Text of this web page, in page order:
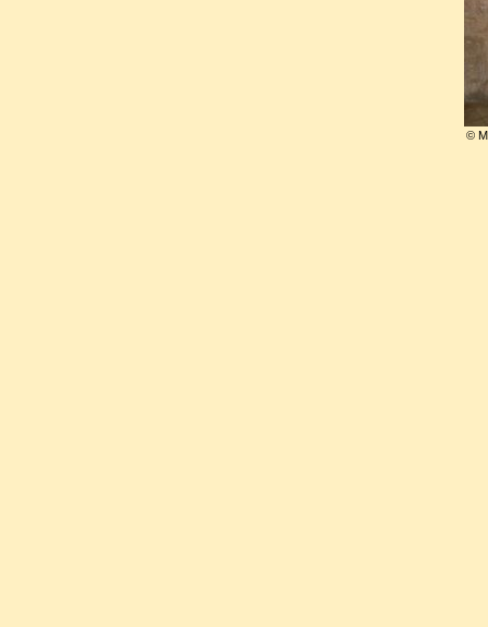
Elle fut inhumée dans
tombeau, placé devant le
année où l’abbesse Marie ©